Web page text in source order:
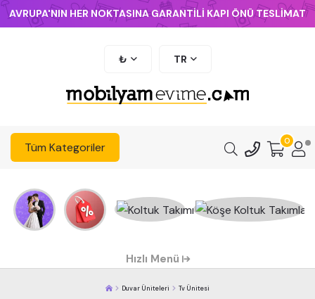
AVRUPA'NIN HER NOKTASINA GARANTİLİ KAPI ÖNÜ TESLİMAT
₺ TR
Tüm Kategoriler 0
Hızlı Menü
Duvar Üniteleri Tv Ünitesi